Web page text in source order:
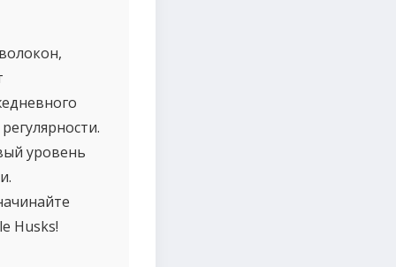
уровень
Husks!